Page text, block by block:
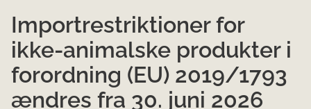
Importrestriktioner for
ikke-animalske produkter i
forordning (EU) 2019/1793
ændres fra 30. juni 2026